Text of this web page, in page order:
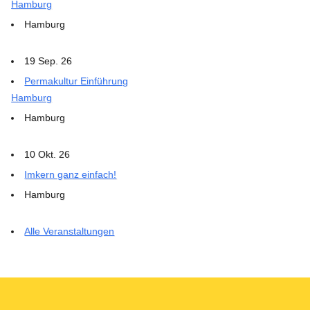
Hamburg
Hamburg
19 Sep. 26
Permakultur Einführung
Hamburg
Hamburg
10 Okt. 26
Imkern ganz einfach!
Hamburg
Alle Veranstaltungen